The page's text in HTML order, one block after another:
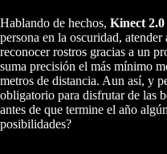
Hablando de hechos, Kinect 2.0
persona en la oscuridad,
reconocer rostros gracias a un
suma precisión el más mínimo
metros de distancia. Aun así, y
obligatorio para disfrutar de las
antes de que termine el año
posibilidades?